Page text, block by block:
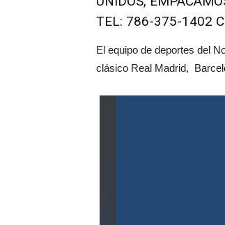
TEL: 786-375-1402
El equipo de deportes del
clásico Real Madrid,